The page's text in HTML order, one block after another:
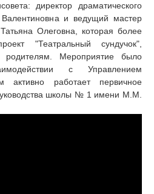
директор драматического
и ведущий мастер
Олеговна, которая более
"Театральный сундучок",
Мероприятие было
с Управлением
активно работает первичное
школы № 1 имени М.М.